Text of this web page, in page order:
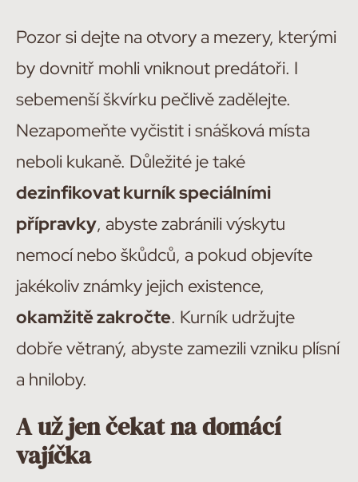
Pozor si dejte na otvory a mezery, kterými
by dovnitř mohli vniknout predátoři. I
sebemenší škvírku pečlivě zadělejte.
Nezapomeňte vyčistit i snášková místa
neboli kukaně. Důležité je také
dezinfikovat kurník speciálními
přípravky, abyste zabránili výskytu
nemocí nebo škůdců, a pokud objevíte
jakékoliv známky jejich existence,
okamžitě zakročte. Kurník udržujte
dobře větraný, abyste zamezili vzniku plísní
a hniloby.
A už jen čekat na domácí
vajíčka